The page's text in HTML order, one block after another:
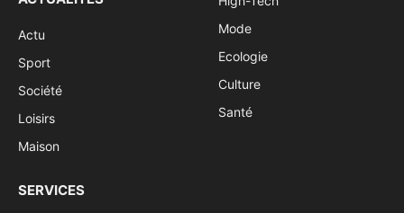
Actu
Sport
Société
Loisirs
Maison
Mode
Ecologie
Culture
Santé
SERVICES